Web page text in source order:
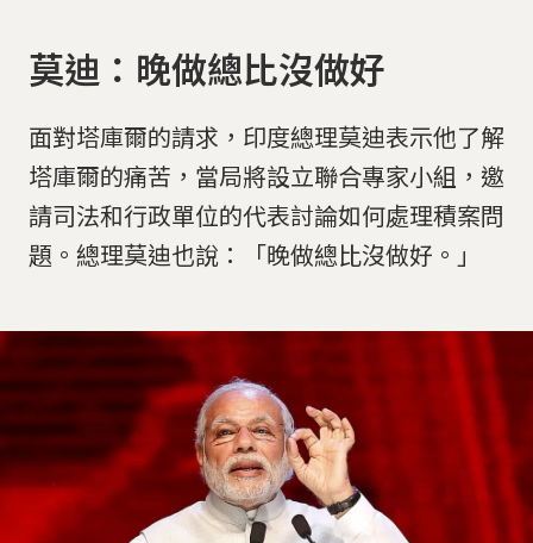
莫迪：晚做總比沒做好
面對塔庫爾的請求，印度總理莫迪表示他了解
塔庫爾的痛苦，當局將設立聯合專家小組，邀
請司法和行政單位的代表討論如何處理積案問
題。總理莫迪也說：「晚做總比沒做好。」